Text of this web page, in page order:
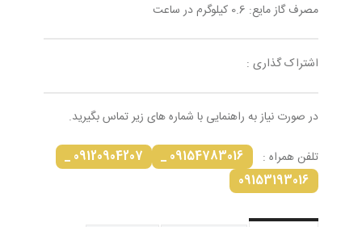
مصرف گاز مایع: 0.6 کیلوگرم در ساعت
اشتراک گذاری :
در صورت نیاز به راهنمایی با شماره های زیر تماس بگیرید.
تلفن همراه : 09154783016 _
09120904207 _
09153193016